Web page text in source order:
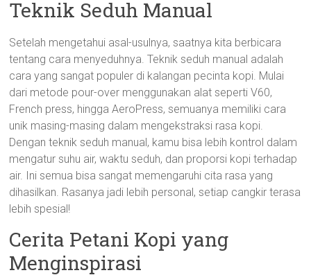
Teknik Seduh Manual
Setelah mengetahui asal-usulnya, saatnya kita berbicara
tentang cara menyeduhnya. Teknik seduh manual adalah
cara yang sangat populer di kalangan pecinta kopi. Mulai
dari metode pour-over menggunakan alat seperti V60,
French press, hingga AeroPress, semuanya memiliki cara
unik masing-masing dalam mengekstraksi rasa kopi.
Dengan teknik seduh manual, kamu bisa lebih kontrol dalam
mengatur suhu air, waktu seduh, dan proporsi kopi terhadap
air. Ini semua bisa sangat memengaruhi cita rasa yang
dihasilkan. Rasanya jadi lebih personal, setiap cangkir terasa
lebih spesial!
Cerita Petani Kopi yang
Menginspirasi